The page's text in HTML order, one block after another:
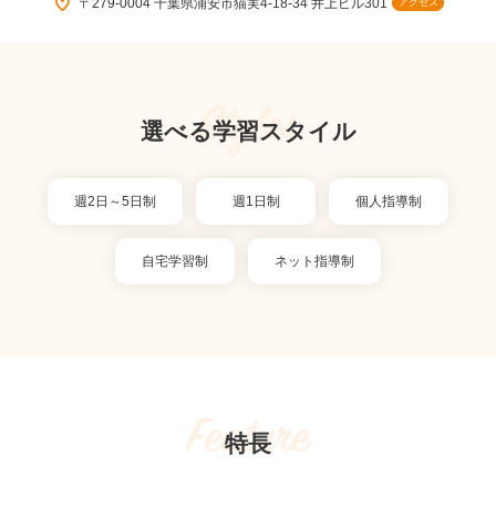
アクセス
選べる学習スタイル
Styles
週2日～5日制 週1日制 個人指導制
自宅学習制 ネット指導制
特長
Feature